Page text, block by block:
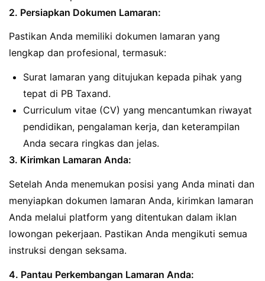
2. Persiapkan Dokumen Lamaran:
Pastikan Anda memiliki dokumen lamaran yang
lengkap dan profesional, termasuk:
Surat lamaran yang ditujukan kepada pihak yang
tepat di PB Taxand.
Curriculum vitae (CV) yang mencantumkan riwayat
pendidikan, pengalaman kerja, dan keterampilan
Anda secara ringkas dan jelas.
3. Kirimkan Lamaran Anda:
Setelah Anda menemukan posisi yang Anda minati dan
menyiapkan dokumen lamaran Anda, kirimkan lamaran
Anda melalui platform yang ditentukan dalam iklan
lowongan pekerjaan. Pastikan Anda mengikuti semua
instruksi dengan seksama.
4. Pantau Perkembangan Lamaran Anda: